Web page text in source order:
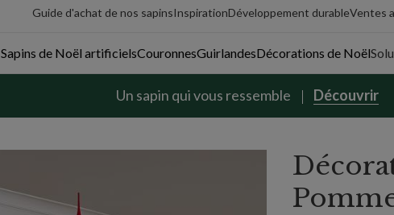
Guide d'achat de nos sapinsInspirationDéveloppement durableVentes
Sapins de Noël artificielsCouronnesGuirlandesDécorations de Noël
Un sapin qui vous ressemble Découvrir